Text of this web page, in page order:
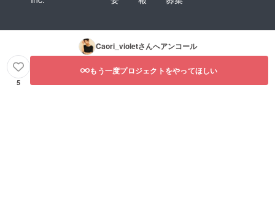
Caori_violetさんへアンコール
5
もう一度プロジェクトをやってほしい